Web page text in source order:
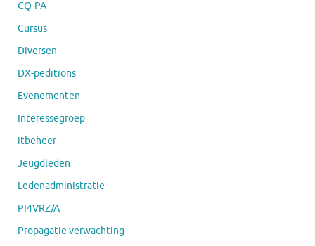
CQ-PA
Cursus
Diversen
DX-peditions
Evenementen
Interessegroep
itbeheer
Jeugdleden
Ledenadministratie
PI4VRZ/A
Propagatie verwachting